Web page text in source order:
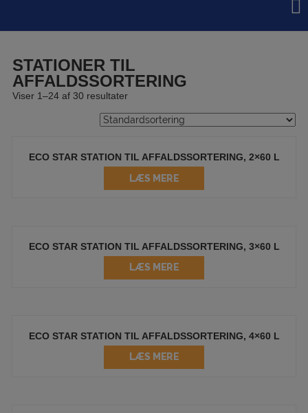
STATIONER TIL
AFFALDSSORTERING
Viser 1–24 af 30 resultater
ECO STAR STATION TIL AFFALDSSORTERING, 2×60 L
LÆS MERE
ECO STAR STATION TIL AFFALDSSORTERING, 3×60 L
LÆS MERE
ECO STAR STATION TIL AFFALDSSORTERING, 4×60 L
LÆS MERE